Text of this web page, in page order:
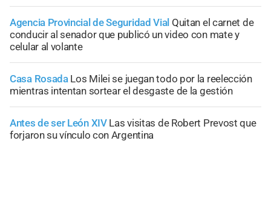
Agencia Provincial de Seguridad Vial Quitan el carnet de
conducir al senador que publicó un video con mate y
celular al volante
Casa Rosada Los Milei se juegan todo por la reelección
mientras intentan sortear el desgaste de la gestión
Antes de ser León XIV Las visitas de Robert Prevost que
forjaron su vínculo con Argentina